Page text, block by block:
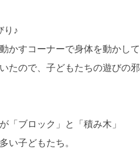
り♪
かすコーナーで身体を動かし
たので、子どもたちの遊びの
「ブロック」と「積み木」
い子どもたち。